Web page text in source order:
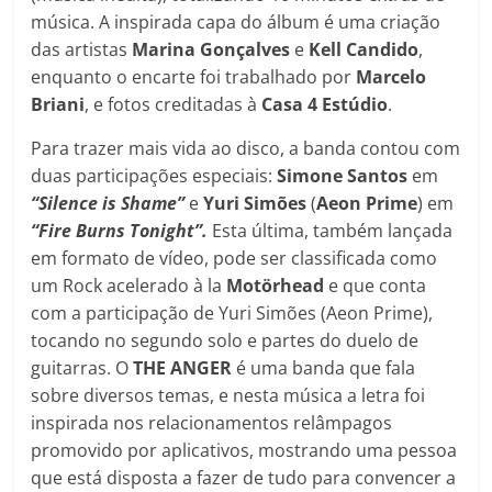
música. A inspirada capa do álbum é uma criação
das artistas Marina Gonçalves e Kell Candido,
enquanto o encarte foi trabalhado por Marcelo
Briani, e fotos creditadas à Casa 4 Estúdio.
Para trazer mais vida ao disco, a banda contou com
duas participações especiais:Simone Santos em
“Silence is Shame”eYuri Simões(Aeon Prime) em
“Fire Burns Tonight”. Esta última, também lançada
em formato de vídeo, pode ser classificada como
um Rock acelerado à la Motörhead e que conta
com a participação de Yuri Simões (Aeon Prime),
tocando no segundo solo e partes do duelo de
guitarras. OTHE ANGER é uma banda que fala
sobre diversos temas, e nesta música a letra foi
inspirada nos relacionamentos relâmpagos
promovido por aplicativos, mostrando uma pessoa
que está disposta a fazer de tudo para convencer a